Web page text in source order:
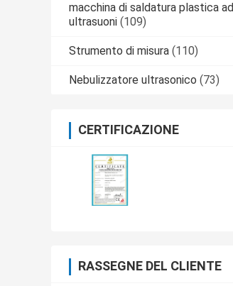
macchina di saldatura plastica ad
ultrasuoni (109)
Strumento di misura (110)
Nebulizzatore ultrasonico (73)
CERTIFICAZIONE
RASSEGNE DEL CLIENTE